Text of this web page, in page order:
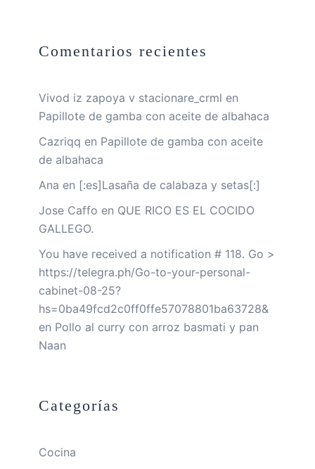
Comentarios recientes
Vivod iz zapoya v stacionare_crml en
Papillote de gamba con aceite de albahaca
Cazriqq en Papillote de gamba con aceite
de albahaca
Ana en [:es]Lasaña de calabaza y setas[:]
Jose Caffo en QUE RICO ES EL COCIDO
GALLEGO.
You have received a notification # 118. Go >
https://telegra.ph/Go-to-your-personal-
cabinet-08-25?
hs=0ba49fcd2c0ff0ffe57078801ba63728&
en Pollo al curry con arroz basmati y pan
Naan
Categorías
Cocina